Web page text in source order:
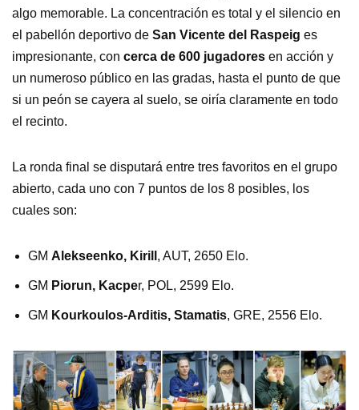
algo memorable. La concentración es total y el silencio en
el pabellón deportivo de San Vicente del Raspeig es
impresionante, con cerca de 600 jugadores en acción y
un numeroso público en las gradas, hasta el punto de que
si un peón se cayera al suelo, se oiría claramente en todo
el recinto.
La ronda final se disputará entre tres favoritos en el grupo
abierto, cada uno con 7 puntos de los 8 posibles, los
cuales son:
GM Alekseenko, Kirill , AUT, 2650 Elo.
GM Piorun, Kacper, POL, 2599 Elo.
GM Kourkoulos-Arditis, Stamatis, GRE, 2556 Elo.